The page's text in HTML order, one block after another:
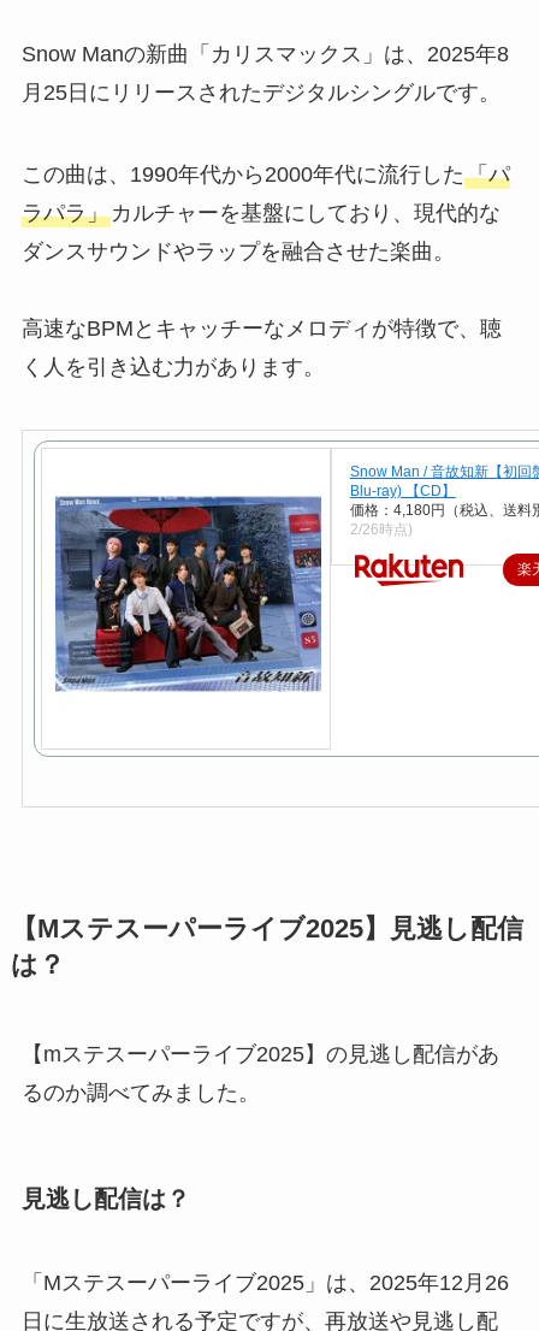
Snow Manの新曲「カリスマックス」は、2025年8
月25日にリリースされたデジタルシングルです。
この曲は、1990年代から2000年代に流行した「パ
ラパラ」カルチャーを基盤にしており、現代的な
ダンスサウンドやラップを融合させた楽曲。
高速なBPMとキャッチーなメロディが特徴で、聴
く人を引き込む力があります。
Snow Man / 音故知新【初回
Blu-ray) 【CD】
価格：4,180円（税込、送料
2/26時点)
楽
【Mステスーパーライブ2025】見逃し配信
は？
【mステスーパーライブ2025】の見逃し配信があ
るのか調べてみました。
見逃し配信は？
「Mステスーパーライブ2025」は、2025年12月26
日に生放送される予定ですが、再放送や見逃し配